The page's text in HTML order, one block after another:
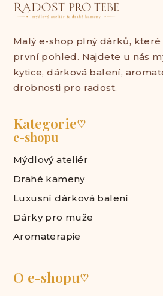
Malý e-shop plný dárků,
první pohled. Najdete u nás
kytice, dárková balení,
drobnosti pro radost.
Kategorie♡
e-shopu
Mýdlový ateliér
Drahé kameny
Luxusní dárková balení
Dárky pro muže
Aromaterapie
O e-shopu♡